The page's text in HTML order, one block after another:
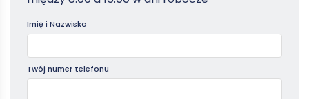
Poradniki
Imię i Nazwisko
Twój numer telefonu